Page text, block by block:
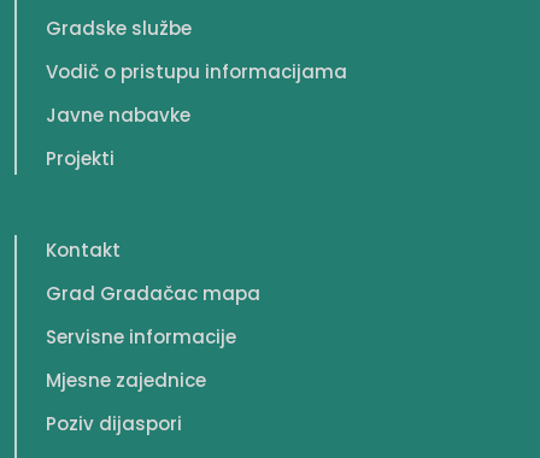
Gradske službe
Vodič o pristupu informacijama
Javne nabavke
Projekti
Kontakt
Grad Gradačac mapa
Servisne informacije
Mjesne zajednice
Poziv dijaspori